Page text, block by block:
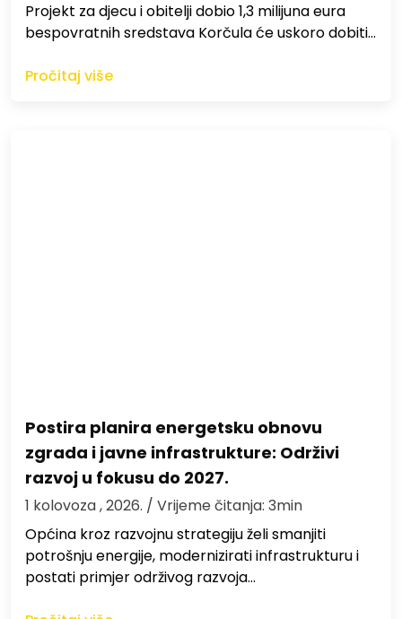
Projekt za djecu i obitelji dobio 1,3 milijuna eura
bespovratnih sredstava Korčula će uskoro dobiti…
Pročitaj više
Postira planira energetsku obnovu
zgrada i javne infrastrukture: Održivi
razvoj u fokusu do 2027.
1 kolovoza , 2026. / Vrijeme čitanja: 3min
Općina kroz razvojnu strategiju želi smanjiti
potrošnju energije, modernizirati infrastrukturu i
postati primjer održivog razvoja…